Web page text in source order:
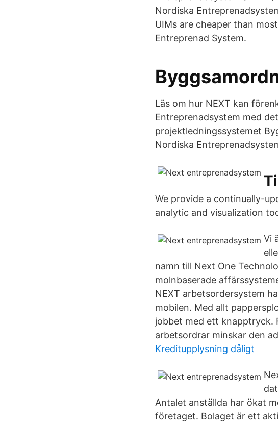
Nordiska
UIMs are cheaper than
Entreprenad System.
Läs om hur NEXT kan
Entreprenadsystem med
projektledningssystemet
Nordiska
We provide a continually-
analytic and visualization
Vi
namn till Next One
molnbaserade
NEXT arbetsordersystem
mobilen. Med allt
jobbet med ett knapptryck.
arbetsordrar minskar den
Kreditupplysning dåligt
Antalet anställda har ökat
företaget. Bolaget är ett